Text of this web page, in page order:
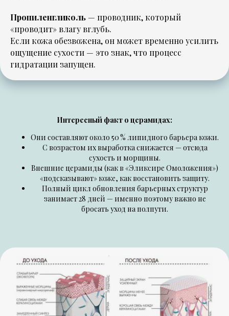
Пропиленгликоль — проводник, который
«проводит» влагу вглубь.
Если кожа обезвожена, он может временно усилить
ощущение сухости — это знак, что процесс
гидратации запущен.
Интересный факт о церамидах:
Они составляют около 50 % липидного барьера кожи.
С возрастом их выработка снижается — отсюда
сухость и морщины.
Внешние церамиды (как в «Эликсире Омоложения»)
«подсказывают» коже, как восстановить защиту.
Полный цикл обновления барьерных структур
занимает 28 дней — именно поэтому важно не
бросать уход на полпути.